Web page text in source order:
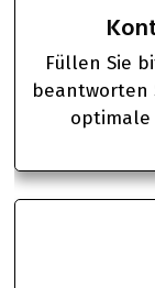
Füllen Sie
beantworten
optimale